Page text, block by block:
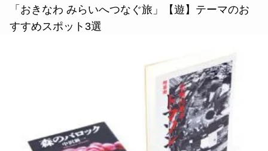
「おきなわ みらいへつなぐ旅」【遊】テーマのお
すすめスポット3選